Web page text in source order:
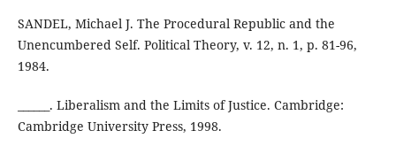
SANDEL, Michael J. The Procedural Republic and the
Unencumbered Self. Political Theory, v. 12, n. 1, p. 81-96,
1984.
______. Liberalism and the Limits of Justice. Cambridge:
Cambridge University Press, 1998.